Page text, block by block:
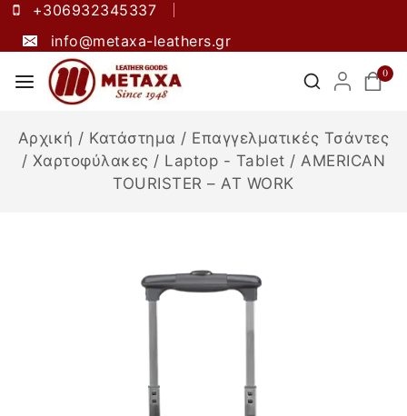
+306932345337
info@metaxa-leathers.gr
0
Αρχική / Κατάστημα / Επαγγελματικές Τσάντες
/ Χαρτοφύλακες / Laptop - Tablet / AMERICAN
TOURISTER – AT WORK